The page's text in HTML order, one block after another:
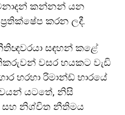
කන්නන් යන
කරන ලදී.
සඳහන් කළේ
වසර හයකට වැඩි
හරහා රිමාන්ඩ් භාරයේ
යටතේ, නිසි
සහ නිශ්චිත නීතිමය